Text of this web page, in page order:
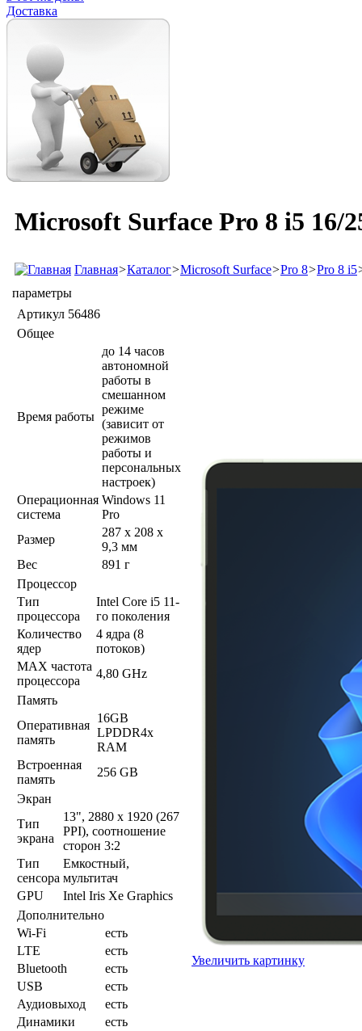
Доставка
Microsoft Surface Pro 8 i5 16/
Главная>Каталог>Microsoft Surface>Pro 8>Pro 8 i5
параметры
Артикул 56486
Общее
Время работы
до 14 часов
автономной
работы в
смешанном
режиме
(зависит от
режимов
работы и
персональных
настроек)
Операционная
система
Windows 11
Pro
Размер
287 x 208 x
9,3 мм
Вес
891 г
Процессор
Тип
процессора
Intel Core i5 11-
го поколения
Количество
ядер
4 ядра (8
потоков)
MAX частота
процессора
4,80 GHz
Память
Оперативная
память
16GB
LPDDR4x
RAM
Встроенная
память
256 GB
Экран
Тип
экрана
13", 2880 x 1920 (267
PPI), соотношение
сторон 3:2
Тип
сенсора
Емкостный,
мультитач
GPU
Intel Iris Xe Graphics
Дополнительно
Wi-Fi
есть
LTE
есть
Bluetooth
есть
USB
есть
Аудиовыход
есть
Динамики
есть
Увеличить картинку